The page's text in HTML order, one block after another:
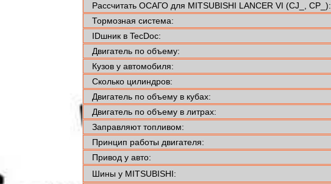
Рассчитать ОСАГО для MITSUBISHI LANCER VI (CJ_, CP_):
Тормозная система:
IDшник в TecDoc:
Двигатель по объему:
Кузов у автомобиля:
Сколько цилиндров:
Двигатель по объему в кубах:
Двигатель по объему в литрах:
Заправляют топливом:
Принцип работы двигателя:
Привод у авто:
Шины у MITSUBISHI: